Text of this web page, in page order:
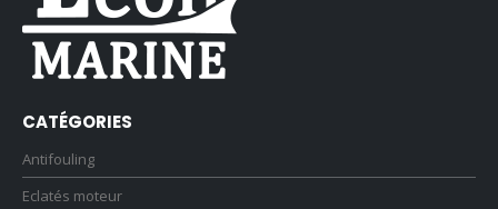
CATÉGORIES
Antifouling
Eclatés moteur